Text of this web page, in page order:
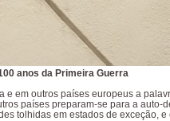
anos da Primeira Guerra
e em outros países europeus a
países preparam-se para a auto-
tolhidas em estados de exceção, e